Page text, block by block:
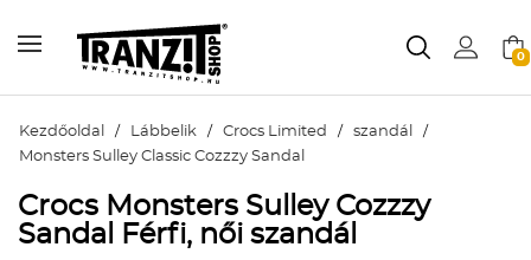
0
Kezdőoldal / Lábbelik / Crocs Limited / szandál /
Monsters Sulley Classic Cozzzy Sandal
Crocs Monsters Sulley Cozzzy
Sandal Férfi, női szandál